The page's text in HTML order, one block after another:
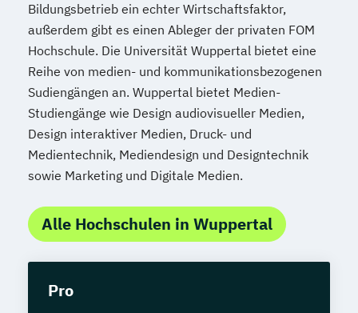
Bildungsbetrieb ein echter Wirtschaftsfaktor,
außerdem gibt es einen Ableger der privaten FOM
Hochschule. Die Universität Wuppertal bietet eine
Reihe von medien- und kommunikationsbezogenen
Sudiengängen an. Wuppertal bietet Medien-
Studiengänge wie Design audiovisueller Medien,
Design interaktiver Medien, Druck- und
Medientechnik, Mediendesign und Designtechnik
sowie Marketing und Digitale Medien.
Alle Hochschulen in Wuppertal
Pro